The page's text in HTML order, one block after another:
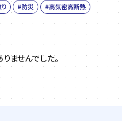
#防災 #高気密高断熱
ませんでした。